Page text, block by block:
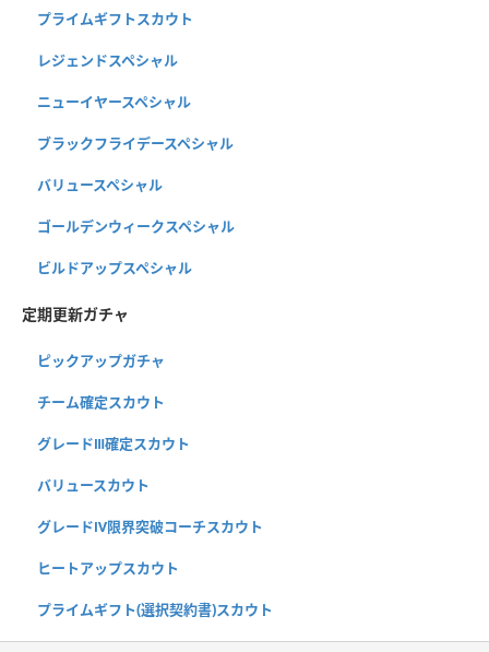
プライムギフトスカウト
レジェンドスペシャル
ニューイヤースペシャル
ブラックフライデースペシャル
バリュースペシャル
ゴールデンウィークスペシャル
ビルドアップスペシャル
定期更新ガチャ
ピックアップガチャ
チーム確定スカウト
グレードⅢ確定スカウト
バリュースカウト
グレードⅣ限界突破コーチスカウト
ヒートアップスカウト
プライムギフト(選択契約書)スカウト